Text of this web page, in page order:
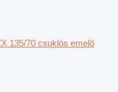
135/70 csuklós emelő